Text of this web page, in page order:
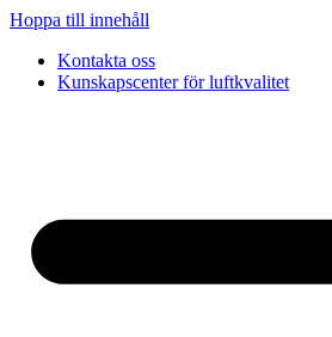
Hoppa till innehåll
Kontakta oss
Kunskapscenter för luftkvalitet